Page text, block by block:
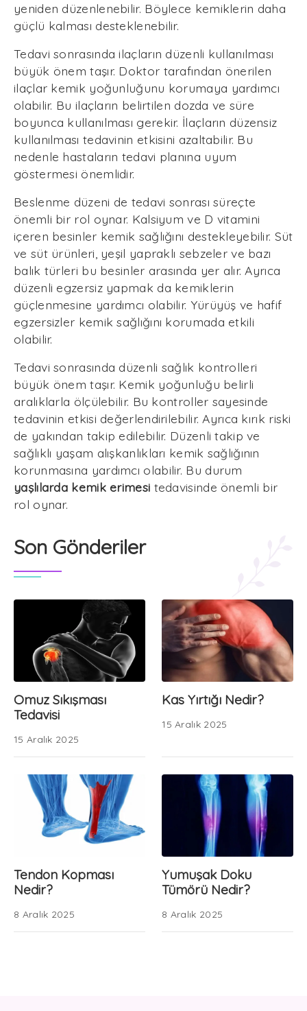
yeniden düzenlenebilir. Böylece kemiklerin daha
güçlü kalması desteklenebilir.
Tedavi sonrasında ilaçların düzenli kullanılması
büyük önem taşır. Doktor tarafından önerilen
ilaçlar kemik yoğunluğunu korumaya yardımcı
olabilir. Bu ilaçların belirtilen dozda ve süre
boyunca kullanılması gerekir. İlaçların düzensiz
kullanılması tedavinin etkisini azaltabilir. Bu
nedenle hastaların tedavi planına uyum
göstermesi önemlidir.
Beslenme düzeni de tedavi sonrası süreçte
önemli bir rol oynar. Kalsiyum ve D vitamini
içeren besinler kemik sağlığını destekleyebilir. Süt
ve süt ürünleri, yeşil yapraklı sebzeler ve bazı
balık türleri bu besinler arasında yer alır. Ayrıca
düzenli egzersiz yapmak da kemiklerin
güçlenmesine yardımcı olabilir. Yürüyüş ve hafif
egzersizler kemik sağlığını korumada etkili
olabilir.
Tedavi sonrasında düzenli sağlık kontrolleri
büyük önem taşır. Kemik yoğunluğu belirli
aralıklarla ölçülebilir. Bu kontroller sayesinde
tedavinin etkisi değerlendirilebilir. Ayrıca kırık riski
de yakından takip edilebilir. Düzenli takip ve
sağlıklı yaşam alışkanlıkları kemik sağlığının
korunmasına yardımcı olabilir. Bu durum
yaşlılarda kemik erimesi tedavisinde önemli bir
rol oynar.
Son Gönderiler
Omuz Sıkışması
Tedavisi
15 Aralık 2025
Kas Yırtığı Nedir?
15 Aralık 2025
Tendon Kopması
Nedir?
8 Aralık 2025
Yumuşak Doku
Tümörü Nedir?
8 Aralık 2025